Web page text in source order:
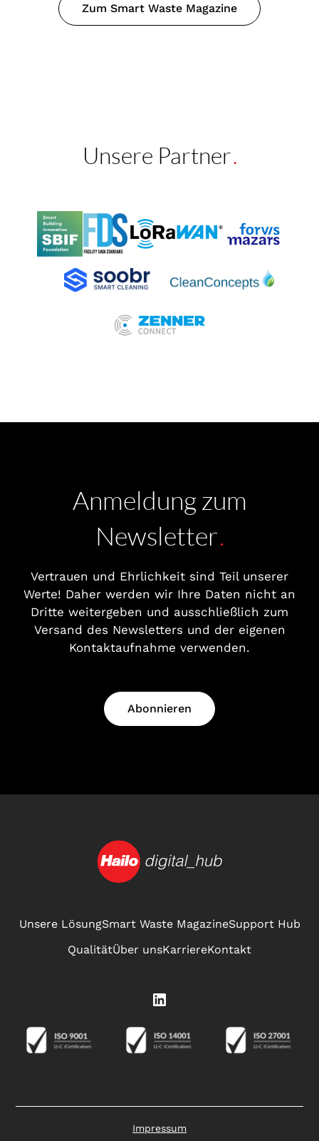
Zum Smart Waste Magazine
Unsere Partner.
Anmeldung zum
Newsletter.
Vertrauen und Ehrlichkeit sind Teil unserer
Werte! Daher werden wir Ihre Daten nicht an
Dritte weitergeben und ausschließlich zum
Versand des Newsletters und der eigenen
Kontaktaufnahme verwenden.
Abonnieren
Unsere LösungSmart Waste MagazineSupport Hub
QualitätÜber unsKarriereKontakt
Impressum